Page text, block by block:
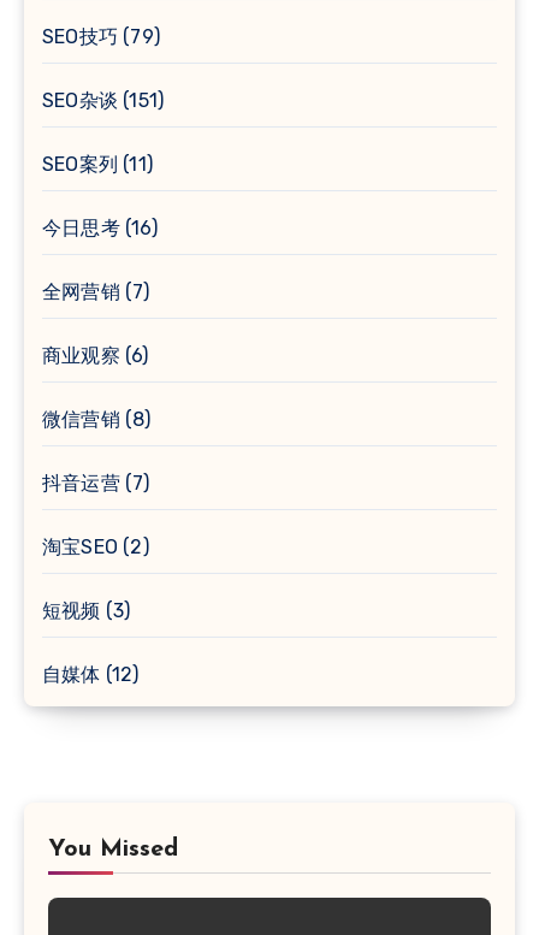
SEO技巧 (79)
SEO杂谈 (151)
SEO案列 (11)
今日思考(16)
全网营销 (7)
商业观察 (6)
微信营销 (8)
抖音运营(7)
淘宝SEO (2)
短视频 (3)
自媒体 (12)
You Missed